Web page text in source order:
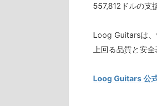
557,812ドルの支
Loog Guitarsは、
上回る品質と安
Loog Guitars 公